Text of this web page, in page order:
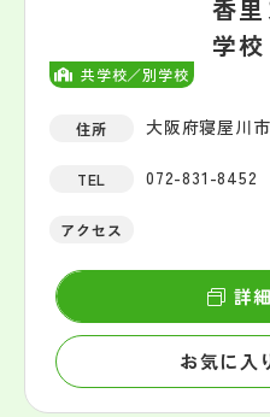
共学校／別学校
香
学校
住所 大阪府寝屋川
TEL 072-831-8452
アクセス
お気に入
詳